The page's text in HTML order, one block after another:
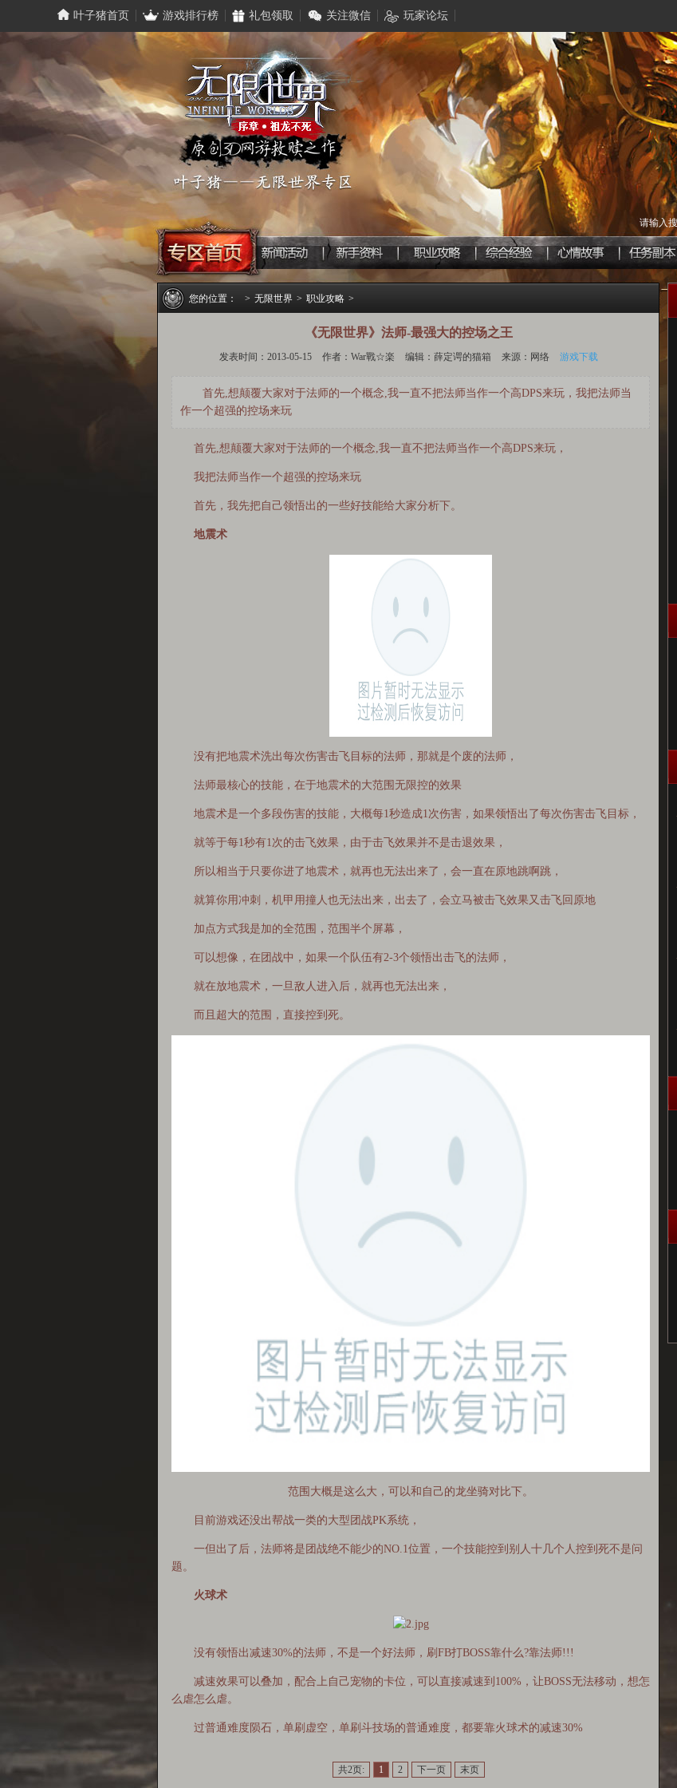
叶子猪首页 游戏排行榜 礼包领取 关注微信 玩家论坛
请输入
您的位置： > 无限世界 > 职业攻略 >
《无限世界》法师-最强大的控场之王
发表时间：2013-05-15 作者：War戰☆楽 编辑：薛定谔的猫箱 来源：网络 游戏下载
首先,想颠覆大家对于法师的一个概念,我一直不把法师当作一个高DPS来玩，我把法师当
作一个超强的控场来玩
首先,想颠覆大家对于法师的一个概念,我一直不把法师当作一个高DPS来玩，
我把法师当作一个超强的控场来玩
首先，我先把自己领悟出的一些好技能给大家分析下。
地震术
没有把地震术洗出每次伤害击飞目标的法师，那就是个废的法师，
法师最核心的技能，在于地震术的大范围无限控的效果
地震术是一个多段伤害的技能，大概每1秒造成1次伤害，如果领悟出了每次伤害击飞目标，
就等于每1秒有1次的击飞效果，由于击飞效果并不是击退效果，
所以相当于只要你进了地震术，就再也无法出来了，会一直在原地跳啊跳，
就算你用冲刺，机甲用撞人也无法出来，出去了，会立马被击飞效果又击飞回原地
加点方式我是加的全范围，范围半个屏幕，
可以想像，在团战中，如果一个队伍有2-3个领悟出击飞的法师，
就在放地震术，一旦敌人进入后，就再也无法出来，
而且超大的范围，直接控到死。
范围大概是这么大，可以和自己的龙坐骑对比下。
目前游戏还没出帮战一类的大型团战PK系统，
一但出了后，法师将是团战绝不能少的NO.1位置，一个技能控到别人十几个人控到死不是问
题。
火球术
没有领悟出减速30%的法师，不是一个好法师，刷FB打BOSS靠什么?靠法师!!!
减速效果可以叠加，配合上自己宠物的卡位，可以直接减速到100%，让BOSS无法移动，想怎
么虐怎么虐。
过普通难度陨石，单刷虚空，单刷斗技场的普通难度，都要靠火球术的减速30%
共2页: 1 2 下一页 末页